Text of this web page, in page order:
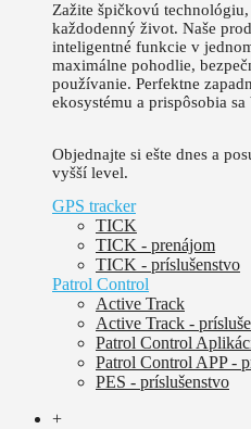
Zažite špičkovú
každodenný život. Naše
inteligentné funkcie v
maximálne pohodlie,
používanie. Perfektne
ekosystému a prispôsobia sa
Objednajte si ešte dnes a
vyšší level.
GPS tracker
TICK
TICK - prenájom
TICK - príslušenstvo
Patrol Control
Active Track
Active Track -
Patrol Control
Patrol Control APP -
PES - príslušenstvo
+